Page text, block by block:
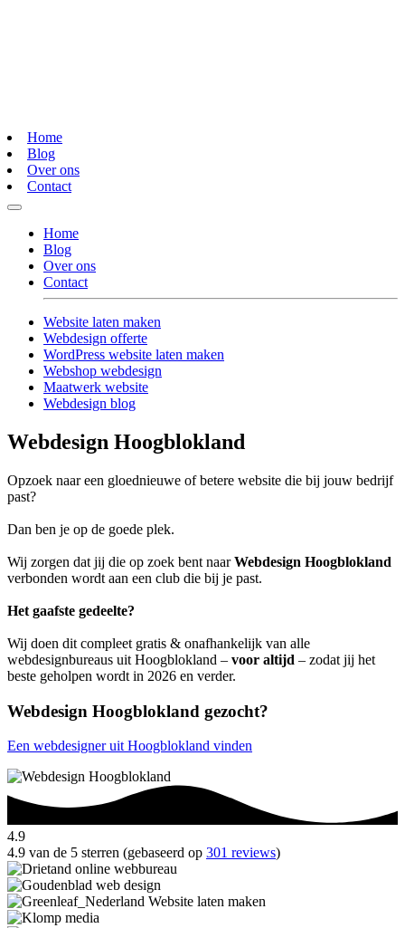
Home
Blog
Over ons
Contact
Home
Blog
Over ons
Contact
Website laten maken
Webdesign offerte
WordPress website laten maken
Webshop webdesign
Maatwerk website
Webdesign blog
Webdesign Hoogblokland
Opzoek naar een gloednieuwe of betere website die bij jouw bedrijf
past?
Dan ben je op de goede plek.
Wij zorgen dat jij die op zoek bent naarWebdesign Hoogblokland
verbonden wordt aan een club die bij je past.
Het gaafste gedeelte?
Wij doen dit compleet gratis & onafhankelijk van alle
webdesignbureaus uit Hoogblokland – voor altijd – zodat jij het
beste geholpen wordt in 2026 en verder.
Webdesign Hoogblokland gezocht?
Een webdesigner uit Hoogblokland vinden
4.9
4.9 van de 5 sterren (gebaseerd op 301 reviews)